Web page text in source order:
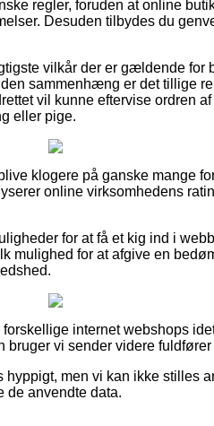
regler, foruden at online
Desuden tilbydes du
vilkår der er gældende for
sammenhæng er det tillige
vil kunne eftervise ordren
eller pige.
klogere på ganske mange
online virksomhedens
for at få et kig ind i
mulighed for at afgive en
internet webshops
bruger vi sender videre fuldfører
men vi kan ikke stilles
de anvendte data.